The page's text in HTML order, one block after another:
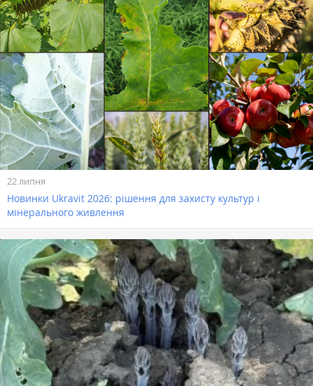
22 липня
Новинки Ukravit 2026: рішення для захисту культур і
мінерального живлення